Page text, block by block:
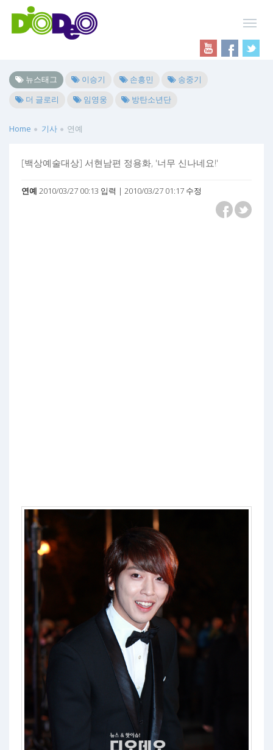
뉴스태그 이승기 손흥민
송중기
더 글로리
임영웅 방탄소년단
Home 기사 연예
[백상예술대상] 서현남편 정용화, '너무 신나네요!'
연예 2010/03/27 00:13 입력 | 2010/03/27 01:17 수정